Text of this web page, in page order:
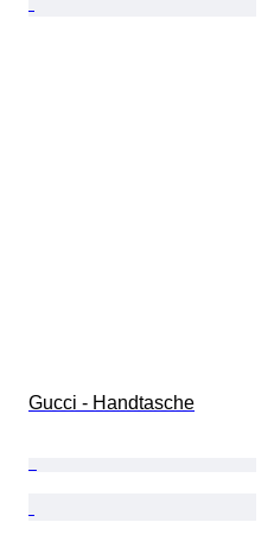
Gucci - Handtasche